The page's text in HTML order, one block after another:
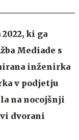
ki ga
Mediade s
inženirka
v podjetju
na nocojšnji
dvorani